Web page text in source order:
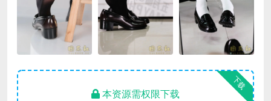
下载
本资源需权限下载